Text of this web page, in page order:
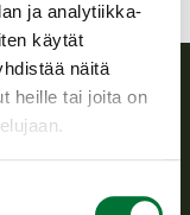
ja analytiikka-
käytät
näitä
heille tai joita on
riistapolitiikan